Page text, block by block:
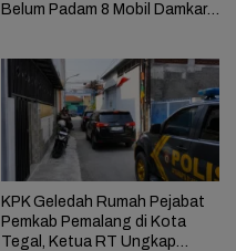
Belum Padam 8 Mobil Damkar
KPK Geledah Rumah Pejabat
Pemkab Pemalang di Kota
Tegal, Ketua RT Ungkap